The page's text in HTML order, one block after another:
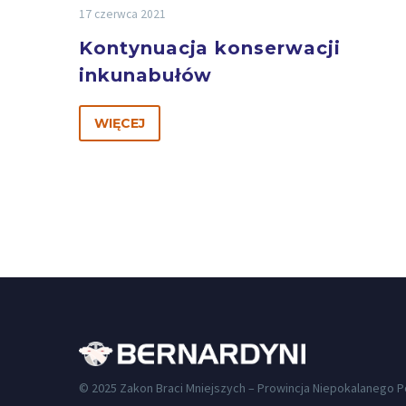
17 czerwca 2021
Kontynuacja konserwacji
inkunabułów
WIĘCEJ
© 2025 Zakon Braci Mniejszych – Prowincja Niepokalanego